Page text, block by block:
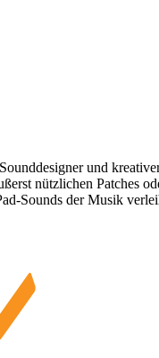
und
nützlichen Patches
Sounds der Musik